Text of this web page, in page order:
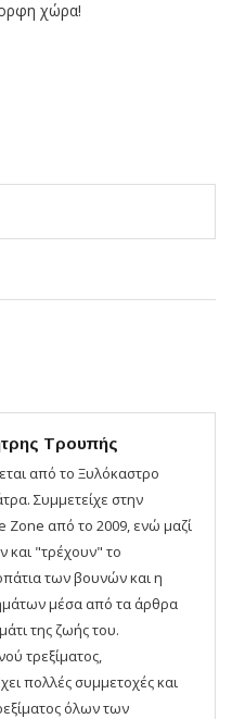
χώρα!
Τρουπής
από το Ξυλόκαστρο
Συμμετείχε στην
Zone από το 2009, ενώ μαζί
και "τρέχουν" το
των βουνών και η
μέσα από τα άρθρα
της ζωής του.
τρεξίματος,
πολλές συμμετοχές και
όλων των